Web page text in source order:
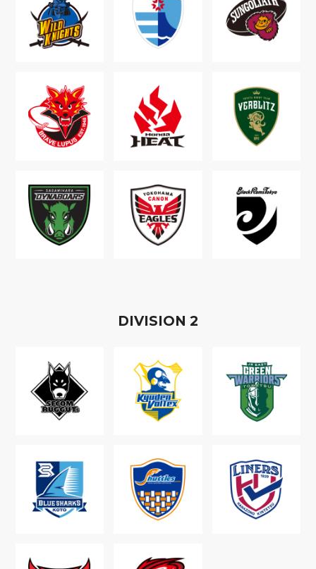
DIVISION 2